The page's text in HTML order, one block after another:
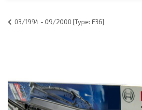
03/1994 - 09/2000 [Type: E36]